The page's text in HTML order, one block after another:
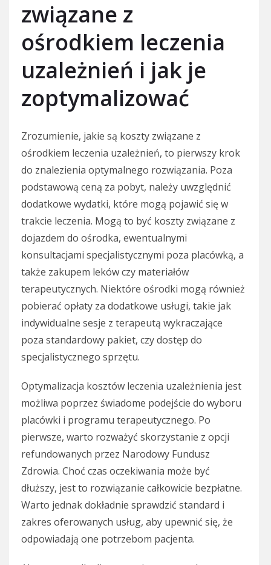
związane z
ośrodkiem leczenia
uzależnień i jak je
zoptymalizować
Zrozumienie, jakie są koszty związane z
ośrodkiem leczenia uzależnień, to pierwszy krok
do znalezienia optymalnego rozwiązania. Poza
podstawową ceną za pobyt, należy uwzględnić
dodatkowe wydatki, które mogą pojawić się w
trakcie leczenia. Mogą to być koszty związane z
dojazdem do ośrodka, ewentualnymi
konsultacjami specjalistycznymi poza placówką, a
także zakupem leków czy materiałów
terapeutycznych. Niektóre ośrodki mogą również
pobierać opłaty za dodatkowe usługi, takie jak
indywidualne sesje z terapeutą wykraczające
poza standardowy pakiet, czy dostęp do
specjalistycznego sprzętu.
Optymalizacja kosztów leczenia uzależnienia jest
możliwa poprzez świadome podejście do wyboru
placówki i programu terapeutycznego. Po
pierwsze, warto rozważyć skorzystanie z opcji
refundowanych przez Narodowy Fundusz
Zdrowia. Choć czas oczekiwania może być
dłuższy, jest to rozwiązanie całkowicie bezpłatne.
Warto jednak dokładnie sprawdzić standard i
zakres oferowanych usług, aby upewnić się, że
odpowiadają one potrzebom pacjenta.